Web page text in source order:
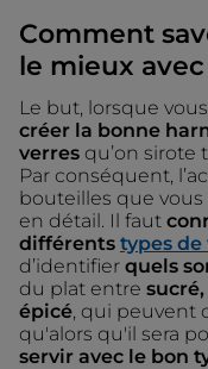
Comment
le mieux avec
Le but, lorsque
créer la bonne
verres qu’on sirote
Par conséquent,
bouteilles que
en détail. Il faut
différents types de
d’identifier quels
du plat entre
épicé , qui peuvent
qu'alors qu'il sera
servir avec le bon